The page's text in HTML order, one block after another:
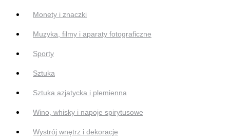
Monety i znaczki
Muzyka, filmy i aparaty fotograficzne
Sporty
Sztuka
Sztuka azjatycka i plemienna
Wino, whisky i napoje spirytusowe
Wystrój wnętrz i dekoracje